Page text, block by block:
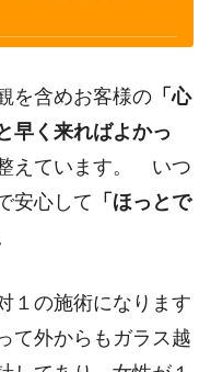
を含めお客様の 「心
早く来ればよかっ
えています。 いつ
安心して
「ほっとで
１の施術になります
て外からもガラス越